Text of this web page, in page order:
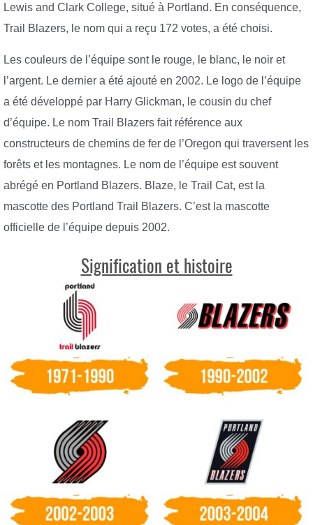
Lewis and Clark College, situé à Portland. En conséquence,
Trail Blazers, le nom qui a reçu 172 votes, a été choisi.
Les couleurs de l’équipe sont le rouge, le blanc, le noir et
l’argent. Le dernier a été ajouté en 2002. Le logo de l’équipe
a été développé par Harry Glickman, le cousin du chef
d’équipe. Le nom Trail Blazers fait référence aux
constructeurs de chemins de fer de l’Oregon qui traversent les
forêts et les montagnes. Le nom de l’équipe est souvent
abrégé en Portland Blazers. Blaze, le Trail Cat, est la
mascotte des Portland Trail Blazers. C’est la mascotte
officielle de l’équipe depuis 2002.
Signification et histoire